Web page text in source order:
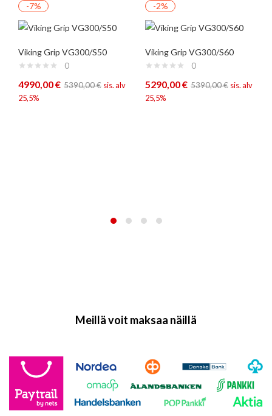
-7%
Viking Grip VG300/S50
0
4990,00€ 5390,00€ sis. alv
25,5%
-2%
Viking Grip VG300/S60
0
5290,00€ 5390,00€ sis. alv
25,5%
Meillä voit maksaa näillä